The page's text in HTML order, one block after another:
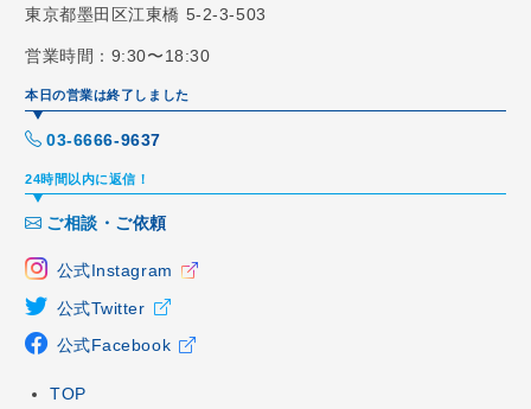
東京都墨田区江東橋 5-2-3-503
営業時間：9:30〜18:30
本日の営業は終了しました
03-6666-9637
24時間以内に返信！
ご相談・ご依頼
公式Instagram
公式Twitter
公式Facebook
TOP